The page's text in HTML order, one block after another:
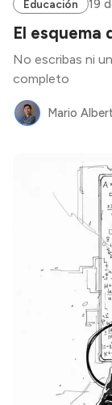
Educación 19
El esquema
No escribas ni
completo
Mario